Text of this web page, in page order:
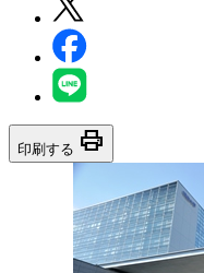
印刷する print